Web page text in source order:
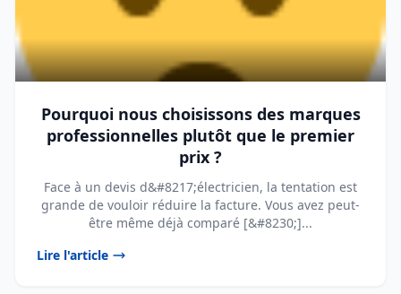
Pourquoi nous choisissons des marques
professionnelles plutôt que le premier
prix ?
Face à un devis d&#8217;électricien, la tentation est
grande de vouloir réduire la facture. Vous avez peut-
être même déjà comparé [&#8230;]...
Lire l'article